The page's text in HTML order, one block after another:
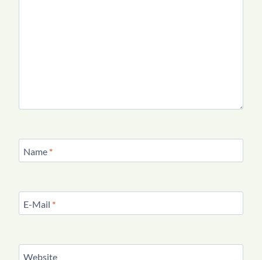
Name *
E-Mail *
Website